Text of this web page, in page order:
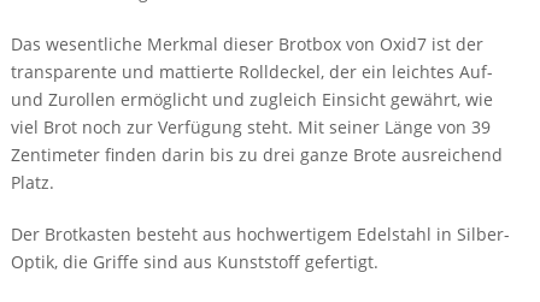
Das wesentliche Merkmal dieser Brotbox von Oxid7 ist der
transparente und mattierte Rolldeckel, der ein leichtes Auf-
und Zurollen ermöglicht und zugleich Einsicht gewährt, wie
viel Brot noch zur Verfügung steht. Mit seiner Länge von 39
Zentimeter finden darin bis zu drei ganze Brote ausreichend
Platz.
Der Brotkasten besteht aus hochwertigem Edelstahl in Silber-
Optik, die Griffe sind aus Kunststoff gefertigt.